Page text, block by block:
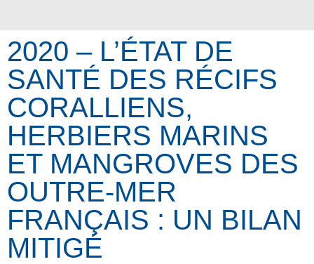
2020 – L’ÉTAT DE
SANTÉ DES RÉCIFS
CORALLIENS,
HERBIERS MARINS
ET MANGROVES DES
OUTRE-MER
FRANÇAIS : UN BILAN
MITIGÉ